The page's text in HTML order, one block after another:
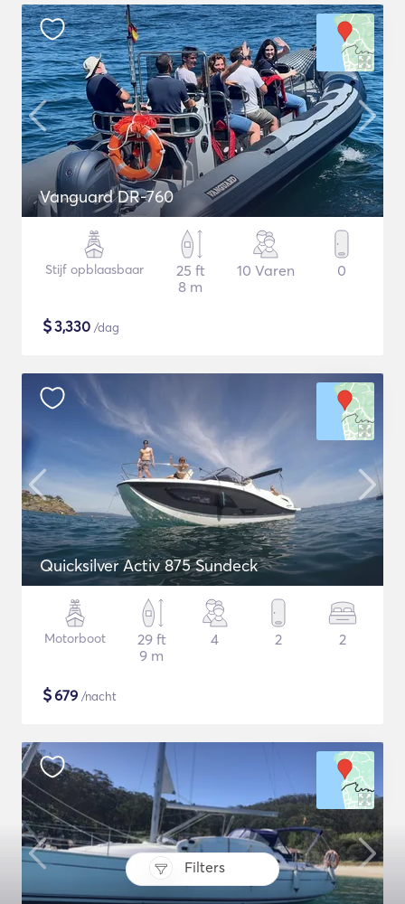
Filters
Vanguard DR-760
Stijf opblaasbaar
25 ft
8 m
10 Varen 0
$3,330 /dag
Quicksilver Activ 875 Sundeck
Motorboot
29 ft
9 m
4 2 2
$679 /nacht